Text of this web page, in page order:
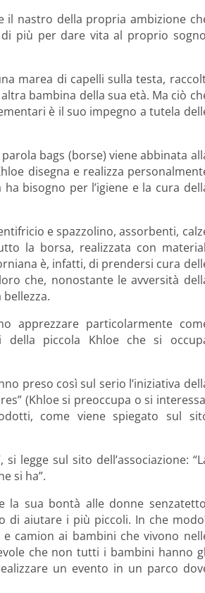
nastro della propria ambizione
più per dare vita al proprio
marea di capelli sulla testa,
bambina della sua età. Ma ciò
è il suo impegno a tutela
parola bags (borse) viene abbinata
disegna e realizza
bisogno per l’igiene e la cura
e spazzolino, assorbenti,
la borsa, realizzata con
è, infatti, di prendersi cura
che, nonostante le avversità
apprezzare particolarmente
piccola Khloe che si
preso così sul serio l’iniziativa
(Khloe si preoccupa o si
come viene spiegato sul
legge sul sito dell’associazione:
si ha”.
la sua bontà alle donne
di aiutare i più piccoli. In che
camion ai bambini che vivono
che non tutti i bambini hanno
un evento in un parco